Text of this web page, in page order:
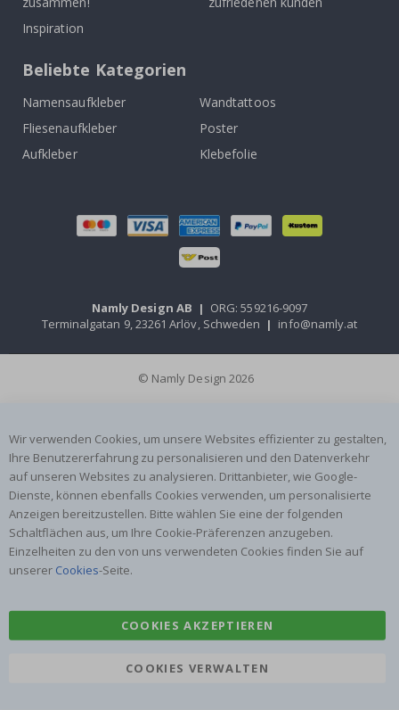
Inspiration
Beliebte Kategorien
Namensaufkleber
Wandtattoos
Fliesenaufkleber
Poster
Aufkleber
Klebefolie
Namly Design AB | ORG: 559216-9097
Terminalgatan 9, 23261 Arlöv, Schweden | info@namly.at
© Namly Design 2026
Wir verwenden Cookies, um unsere Websites effizienter zu gestalten,
Ihre Benutzererfahrung zu personalisieren und den Datenverkehr
auf unseren Websites zu analysieren. Drittanbieter, wie Google-
Dienste, können ebenfalls Cookies verwenden, um personalisierte
Anzeigen bereitzustellen. Bitte wählen Sie eine der folgenden
Schaltflächen aus, um Ihre Cookie-Präferenzen anzugeben.
Einzelheiten zu den von uns verwendeten Cookies finden Sie auf
unserer Cookies-Seite.
COOKIES AKZEPTIEREN
COOKIES VERWALTEN